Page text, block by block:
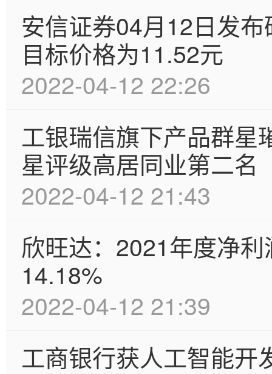
安信证券04月12日发
目标价格为11.52元
2022-04-12 22:26
工银瑞信旗下产品群星
星评级高居同业第二名
2022-04-12 21:43
欣旺达：2021年度净
14.18%
2022-04-12 21:39
工商银行获人工智能开